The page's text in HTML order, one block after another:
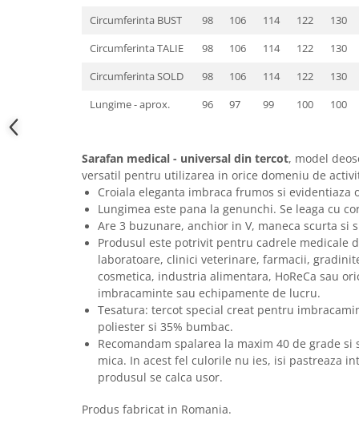
Circumferinta BUST
98 106 114 122 130
Circumferinta TALIE
98 106 114 122 130
Circumferinta SOLD
98 106 114 122 130
Lungime - aprox.
96 97 99 100 100
Sarafan medical - universal din tercot, model
versatil pentru utilizarea in orice domeniu de
Croiala eleganta imbraca frumos si evidentiaza
Lungimea este pana la genunchi. Se leaga cu
Are 3 buzunare, anchior in V, maneca scurta si
Produsul este potrivit pentru cadrele medicale
laboratoare, clinici veterinare, farmacii,
cosmetica, industria alimentara, HoReCa sau
imbracaminte sau echipamente de lucru.
Tesatura: tercot special creat pentru
poliester si 35% bumbac.
Recomandam spalarea la maxim 40 de grade
mica. In acest fel culorile nu ies, isi pastreaza
produsul se calca usor.
Produs fabricat in Romania.